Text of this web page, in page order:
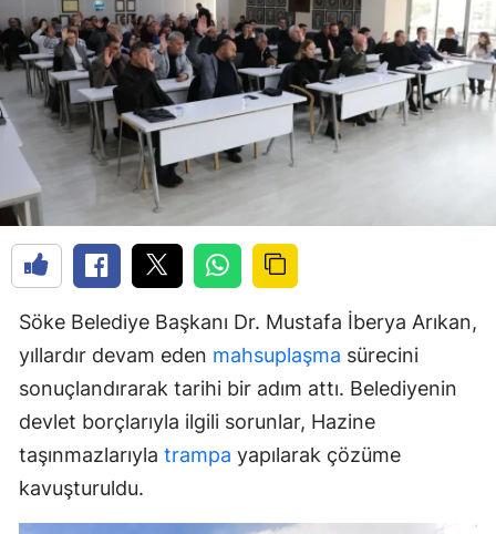
Söke Belediye Başkanı Dr. Mustafa İberya Arıkan,
yıllardır devam eden mahsuplaşma sürecini
sonuçlandırarak tarihi bir adım attı. Belediyenin
devlet borçlarıyla ilgili sorunlar, Hazine
taşınmazlarıyla trampa yapılarak çözüme
kavuşturuldu.